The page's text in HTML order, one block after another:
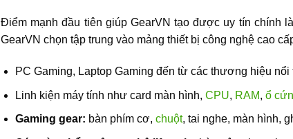
Điểm mạnh đầu tiên giúp GearVN tạo được uy tín chính
GearVN chọn tập trung vào mảng thiết bị công nghệ cao
PC Gaming, Laptop Gaming đến từ các thương hiệu
Linh kiện máy tính như card màn hình, CPU, RAM, ổ
Gaming gear: bàn phím cơ, chuột, tai nghe, màn hình,